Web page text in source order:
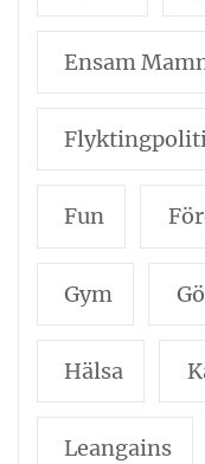
Ensam
Fun
Gym
Hälsa
Leangains